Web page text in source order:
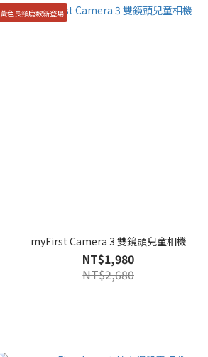
黃色長頸鹿款新登場
myFirst Camera 3 雙鏡頭兒童相機
NT$1,980
NT$2,680